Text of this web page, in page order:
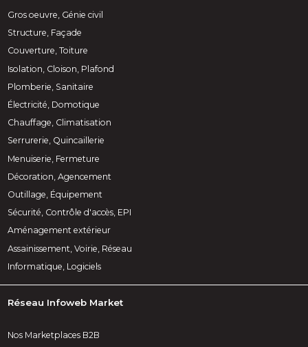
Gros oeuvre, Génie civil
Structure, Façade
Couverture, Toiture
Isolation, Cloison, Plafond
Plomberie, Sanitaire
Électricité, Domotique
Chauffage, Climatisation
Serrurerie, Quincaillerie
Menuiserie, Fermeture
Décoration, Agencement
Outillage, Équipement
Sécurité, Contrôle d'accès, EPI
Aménagement extérieur
Assainissement, Voirie, Réseau
Informatique, Logiciels
Réseau Infoweb Market
Nos Marketplaces B2B